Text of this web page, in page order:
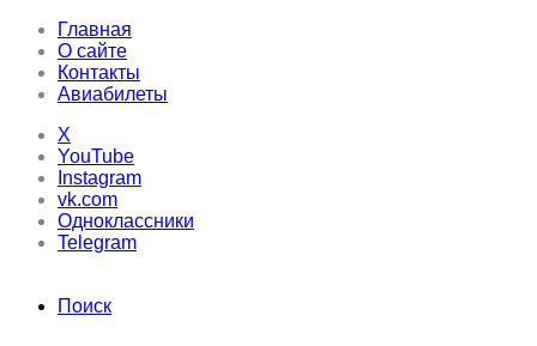
Главная
О сайте
Контакты
Авиабилеты
X
YouTube
Instagram
vk.com
Одноклассники
Telegram
Поиск